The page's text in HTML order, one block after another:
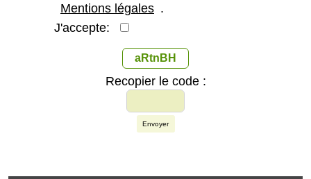
Mentions légales .
J'accepte:
aRtnBH
Recopier le code :
Envoyer